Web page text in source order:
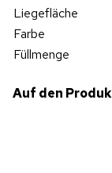
Liegefläche
Farbe
Füllmenge
Auf den